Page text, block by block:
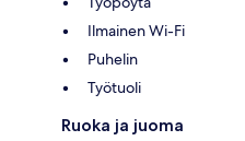
Ilmainen Wi-Fi
Puhelin
Työtuoli
Ruoka ja juoma